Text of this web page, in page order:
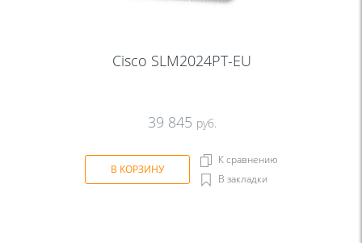
Cisco SLM2024PT-EU
39 845 руб.
В КОРЗИНУ
К сравнению
В закладки